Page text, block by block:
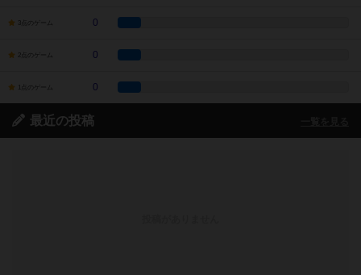
3点のゲーム 0
2点のゲーム 0
1点のゲーム 0
最近の投稿